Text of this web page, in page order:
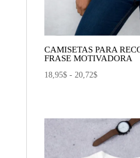
CAMISETAS PARA
FRASE MOTIVADORA
18,95$ - 20,72$Rango
desde
18,95$
hasta